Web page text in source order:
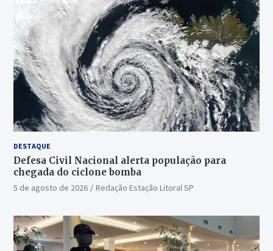
DESTAQUE
Defesa Civil Nacional alerta população para
chegada do ciclone bomba
5 de agosto de 2026 Redação Estação Litoral SP